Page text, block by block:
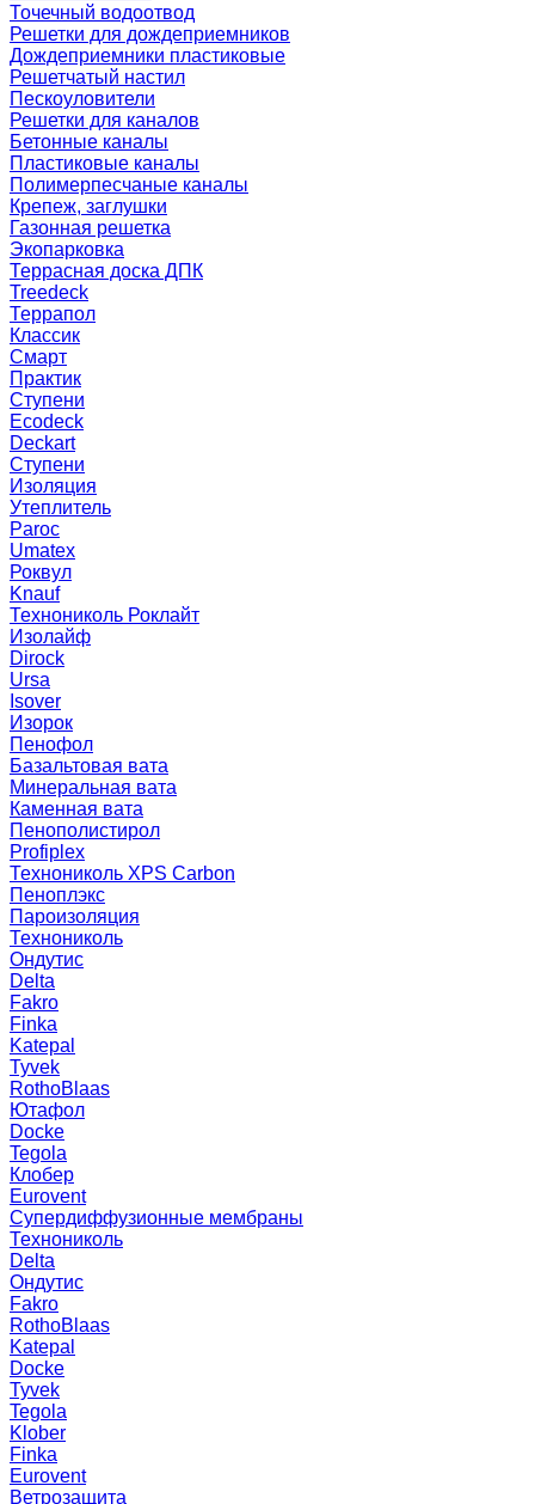
Точечный водоотвод
Решетки для дождеприемников
Дождеприемники пластиковые
Решетчатый настил
Пескоуловители
Решетки для каналов
Бетонные каналы
Пластиковые каналы
Полимерпесчаные каналы
Крепеж, заглушки
Газонная решетка
Экопарковка
Террасная доска ДПК
Treedeck
Террапол
Классик
Смарт
Практик
Ступени
Ecodeck
Deckart
Ступени
Изоляция
Утеплитель
Paroc
Umatex
Роквул
Knauf
Технониколь Роклайт
Изолайф
Dirock
Ursa
Isover
Изорок
Пенофол
Базальтовая вата
Минеральная вата
Каменная вата
Пенополистирол
Profiplex
Технониколь XPS Carbon
Пеноплэкс
Пароизоляция
Технониколь
Ондутис
Delta
Fakro
Finka
Katepal
Tyvek
RothoBlaas
Ютафол
Docke
Tegola
Клобер
Eurovent
Супердиффузионные мембраны
Технониколь
Delta
Ондутис
Fakro
RothoBlaas
Katepal
Docke
Tyvek
Tegola
Klober
Finka
Eurovent
Ветрозащита